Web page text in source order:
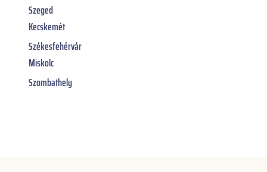
Szeged
Kecskemét
Székesfehérvár
Miskolc
Szombathely